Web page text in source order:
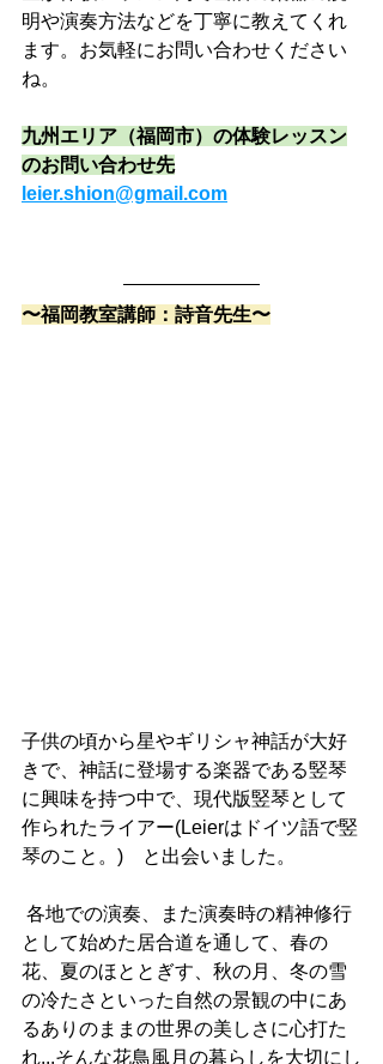
明や演奏方法などを丁寧に教えてくれ
ます。お気軽にお問い合わせください
ね。
九州エリア（福岡市）の体験レッスン
のお問い合わせ先
leier.shion@gmail.com
〜福岡教室講師：詩音先生〜
子供の頃から星やギリシャ神話が大好
きで、神話に登場する楽器である竪琴
に興味を持つ中で、現代版竪琴として
作られたライアー(Leierはドイツ語で竪
琴のこと。)　と出会いました。
として始めた居合道を通して、春の
花、夏のほととぎす、秋の月、冬の雪
の冷たさといった自然の景観の中にあ
るありのままの世界の美しさに心打た
れ...そんな花鳥風月の暮らしを大切にし